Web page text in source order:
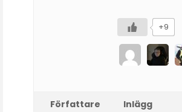
+9
Författare Inlägg